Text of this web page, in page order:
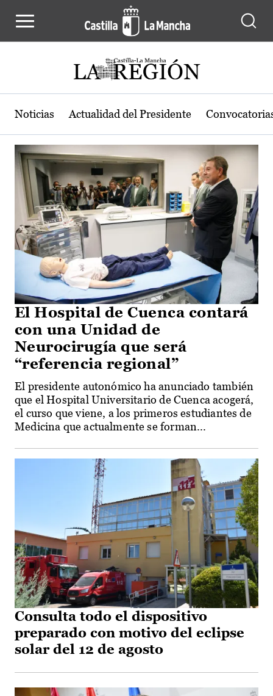
Actualidad de la región de Castilla-
Noticias Actualidad del Presidente
El Hospital de Cuenca contará
con una Unidad de
Neurocirugía que será
“referencia regional”
El presidente autonómico ha anunciado también
que el Hospital Universitario de Cuenca acogerá,
el curso que viene, a los primeros estudiantes de
Medicina que actualmente se forman...
Consulta todo el dispositivo
preparado con motivo del eclipse
solar del 12 de agosto